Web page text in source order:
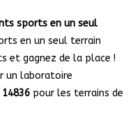
sports en un seul
en un seul terrain
et gagnez de la place !
un laboratoire
14836 pour les terrains de